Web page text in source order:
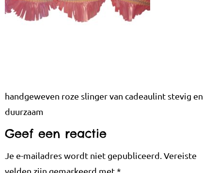
handgeweven roze slinger van cadeaulint stevig en
duurzaam
Geef een reactie
Je e-mailadres wordt niet gepubliceerd. Vereiste
velden zijn gemarkeerd met*